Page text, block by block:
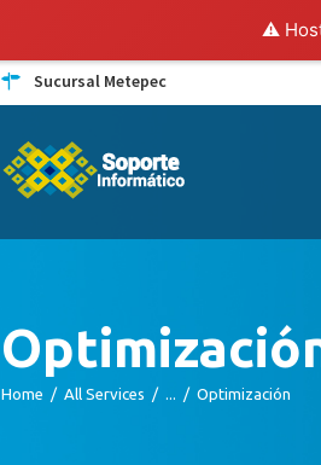
⚠️
Sucursal Metepec
Home All Services Optimización